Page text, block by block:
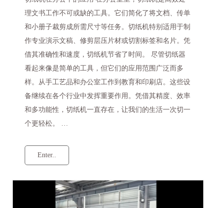
理文书工作不可或缺的工具。它们简化了将文档、传单
和小册子裁剪成所需尺寸等任务。切纸机特别适用于制
作专业演示文稿、修剪层压片材或切割标签和名片。凭
借其准确性和速度，切纸机节省了时间。 尽管切纸器
看起来像是简单的工具，但它们的应用范围广泛而多
样。从手工艺品和办公室工作到教育和印刷店。这些设
备继续在各个行业中发挥重要作用。凭借其精度、效率
和多功能性，切纸机一直存在，让我们的生活一次切一
个更轻松。 …
Enter..